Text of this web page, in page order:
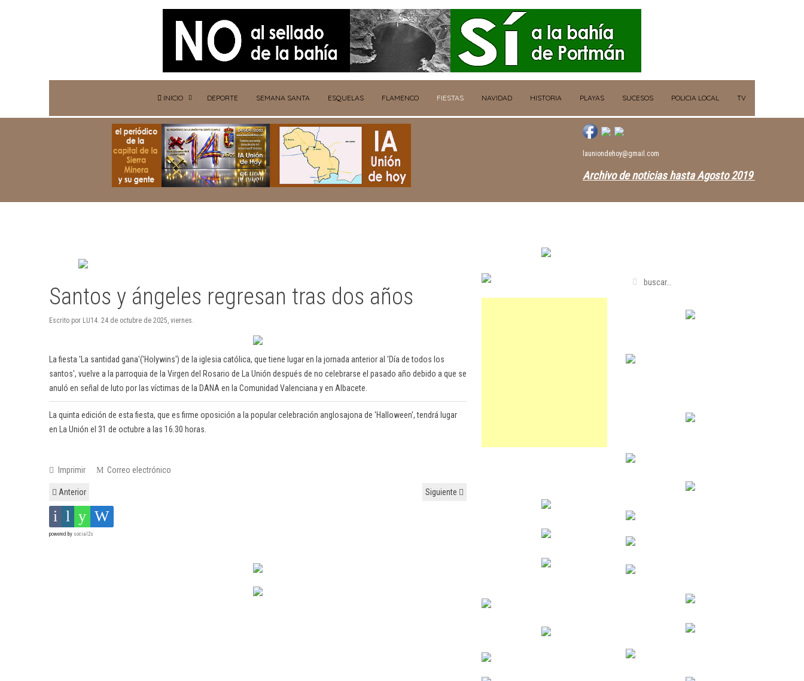
INICIO DEPORTE SEMANA SANTA ESQUELAS FLAMENCO FIESTAS NAVIDAD HISTORIA PLAYAS SUCESOS POLICIA LOCAL TV
launiondehoy@gmail.com
Archivo de noticias hasta Agosto 2019
Santos y ángeles regresan tras dos años
Escrito por LU14. 24 de octubre de 2025, viernes.
La fiesta 'La santidad gana'('Holywins') de la iglesia católica, que tiene lugar en la jornada anterior al 'Día de todos los
santos', vuelve a la parroquia de la Virgen del Rosario de La Unión después de no celebrarse el pasado año debido a que se
anuló en señal de luto por las víctimas de la DANA en la Comunidad Valenciana y en Albacete.
La quinta edición de esta fiesta, que es firme oposición a la popular celebración anglosajona de 'Halloween', tendrá lugar
en La Unión el 31 de octubre a las 16.30 horas.
Imprimir Correo electrónico
Anterior Siguiente
powered by social2s